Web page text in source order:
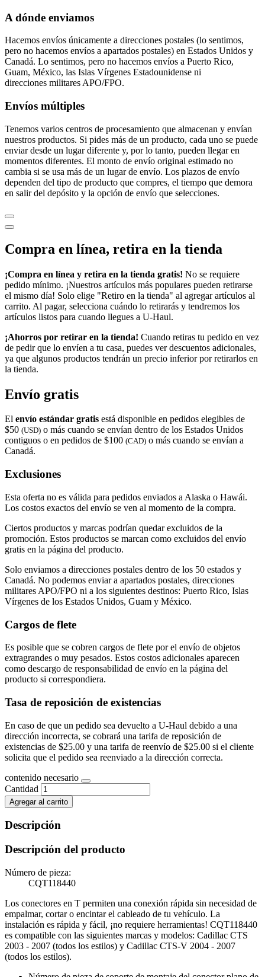
A dónde enviamos
Hacemos envíos únicamente a direcciones postales (lo sentimos,
pero no hacemos envíos a apartados postales) en Estados Unidos y
Canadá. Lo sentimos, pero no hacemos envíos a Puerto Rico,
Guam, México, las Islas Vírgenes Estadounidense ni
direcciones militares APO/FPO.
Envíos múltiples
Tenemos varios centros de procesamiento que almacenan y envían
nuestros productos. Si pides más de un producto, cada uno se puede
enviar desde un lugar diferente y, por lo tanto, pueden llegar en
momentos diferentes. El monto de envío original estimado no
cambia si se usa más de un lugar de envío. Los plazos de envío
dependen del tipo de producto que compres, el tiempo que demora
en salir del depósito y la opción de envío que selecciones.
Compra en línea, retira en la tienda
¡Compra en línea y retira en la tienda gratis! No se requiere
pedido mínimo. ¡Nuestros artículos más populares pueden retirarse
el mismo día! Solo elige "Retiro en la tienda" al agregar artículos al
carrito. Al pagar, selecciona cuándo lo retirarás y tendremos los
artículos listos para cuando llegues a U-Haul.
¡Ahorros por retirar en la tienda! Cuando retiras tu pedido en vez
de pedir que lo envíen a tu casa, puedes ver descuentos adicionales,
ya que algunos productos tendrán un precio inferior por retirarlos en
la tienda.
Envío gratis
El envío estándar gratis está disponible en pedidos elegibles de
$50 (USD) o más cuando se envían dentro de los Estados Unidos
contiguos o en pedidos de $100 (CAD) o más cuando se envían a
Canadá.
Exclusiones
Esta oferta no es válida para pedidos enviados a Alaska o Hawái.
Los costos exactos del envío se ven al momento de la compra.
Ciertos productos y marcas podrían quedar excluidos de la
promoción. Estos productos se marcan como excluidos del envío
gratis en la página del producto.
Solo enviamos a direcciones postales dentro de los 50 estados y
Canadá. No podemos enviar a apartados postales, direcciones
militares APO/FPO ni a los siguientes destinos: Puerto Rico, Islas
Vírgenes de los Estados Unidos, Guam y México.
Cargos de flete
Es posible que se cobren cargos de flete por el envío de objetos
extragrandes o muy pesados. Estos costos adicionales aparecen
como descargo de responsabilidad de envío en la página del
producto si correspondiera.
Tasa de reposición de existencias
En caso de que un pedido sea devuelto a U-Haul debido a una
dirección incorrecta, se cobrará una tarifa de reposición de
existencias de $25.00 y una tarifa de reenvío de $25.00 si el cliente
solicita que el pedido sea reenviado a la dirección correcta.
contenido necesario
Cantidad
Agregar al carrito
Descripción
Descripción del producto
Número de pieza:
CQT118440
Los conectores en T permiten una conexión rápida sin necesidad de
empalmar, cortar o encintar el cableado de tu vehículo. La
instalación es rápida y fácil, ¡no requiere herramientas! CQT118440
es compatible con las siguientes marcas y modelos: Cadillac CTS
2003 - 2007 (todos los estilos) y Cadillac CTS-V 2004 - 2007
(todos los estilos).